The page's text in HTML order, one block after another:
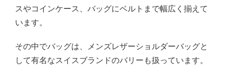
スやコインケース、バッグにベルトまで幅広く揃えて
います。
その中でバッグは、メンズレザーショルダーバッグと
して有名なスイスブランドのバリーも扱っています。